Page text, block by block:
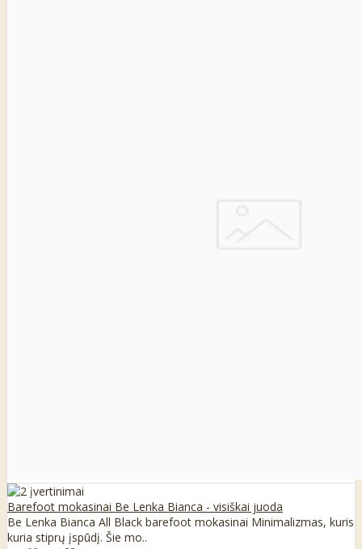
Barefoot mokasinai Be Lenka Bianca - visiškai juoda
Be Lenka Bianca All Black barefoot mokasinai Minimalizmas, kuris
kuria stiprų įspūdį. Šie mo..